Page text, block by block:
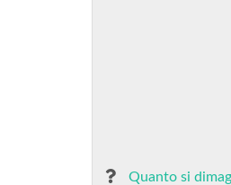
Quanto si